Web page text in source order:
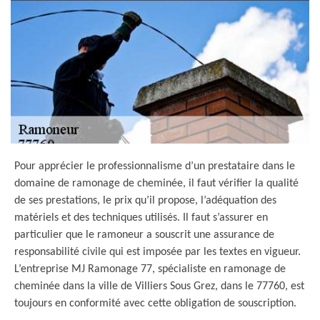
Pour apprécier le professionnalisme d’un prestataire dans le
domaine de ramonage de cheminée, il faut vérifier la qualité
de ses prestations, le prix qu’il propose, l’adéquation des
matériels et des techniques utilisés. Il faut s’assurer en
particulier que le ramoneur a souscrit une assurance de
responsabilité civile qui est imposée par les textes en vigueur.
L’entreprise MJ Ramonage 77, spécialiste en ramonage de
cheminée dans la ville de Villiers Sous Grez, dans le 77760, est
toujours en conformité avec cette obligation de souscription.